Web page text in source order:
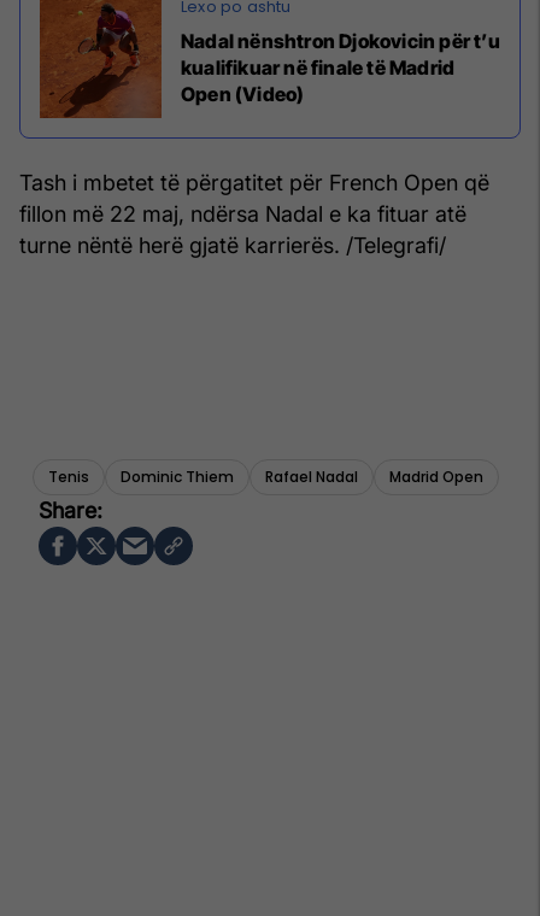
Nadal nënshtron Djokovicin për t’u
kualifikuar në finale të Madrid
Open (Video)
Tash i mbetet të përgatitet për French Open që
fillon më 22 maj, ndërsa Nadal e ka fituar atë
turne nëntë herë gjatë karrierës. /Telegrafi/
Tenis Dominic Thiem Rafael Nadal Madrid Open